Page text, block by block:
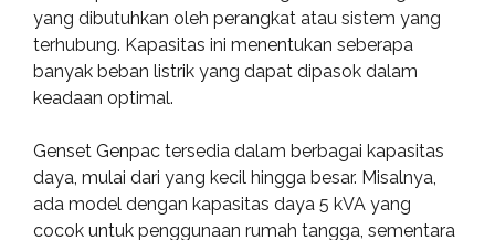
yang dibutuhkan oleh perangkat atau sistem yang
terhubung. Kapasitas ini menentukan seberapa
banyak beban listrik yang dapat dipasok dalam
keadaan optimal.
Genset Genpac tersedia dalam berbagai kapasitas
daya, mulai dari yang kecil hingga besar. Misalnya,
ada model dengan kapasitas daya 5 kVA yang
cocok untuk penggunaan rumah tangga, sementara